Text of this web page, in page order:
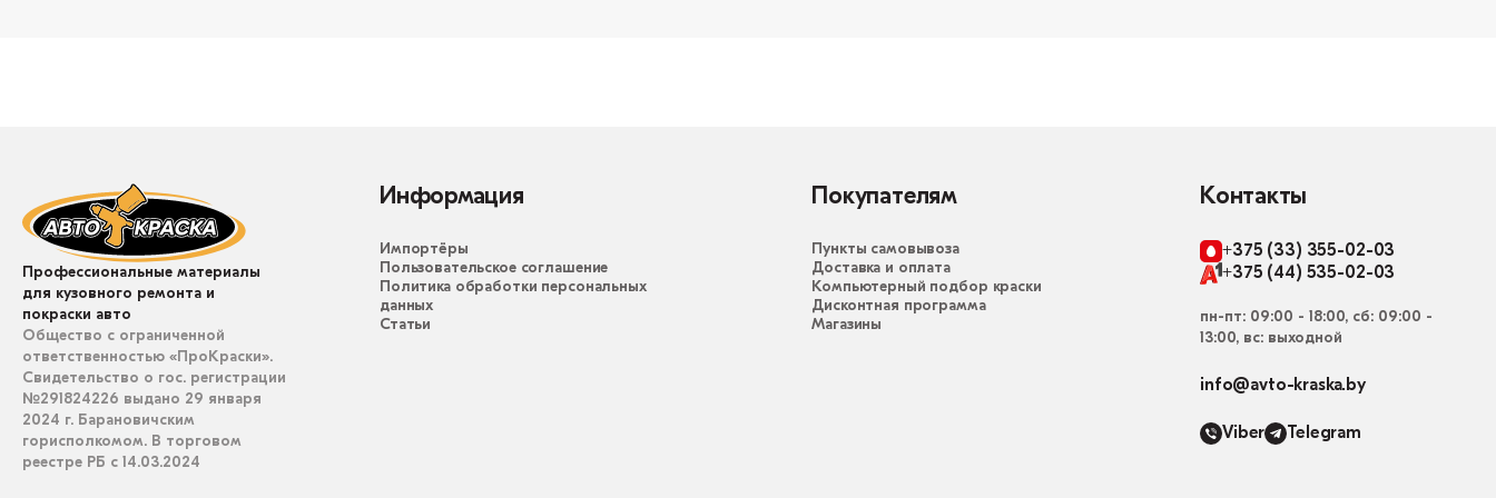
Профессиональные материалы
для кузовного ремонта и
покраски авто
Общество с ограниченной
ответственностью «ПроКраски».
Свидетельство о гос. регистрации
№291824226 выдано 29 января
2024 г. Барановичским
горисполкомом. В торговом
реестре РБ с 14.03.2024
Информация
Импортёры
Пользовательское соглашение
Политика обработки персональных
данных
Статьи
Покупателям
Пункты самовывоза
Доставка и оплата
Компьютерный подбор краски
Дисконтная программа
Магазины
Контакты
+375 (33) 355-02-03
+375 (44) 535-02-03
пн-пт: 09:00 - 18:00, сб: 09:00 -
13:00, вс: выходной
info@avto-kraska.by
Viber Telegram